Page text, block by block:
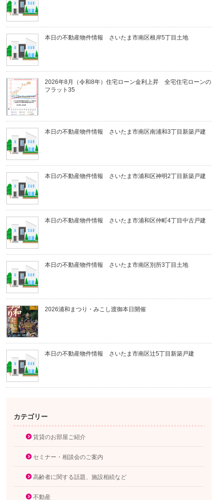
本日の不動産物件情報 さいたま市南区根岸5丁目土地
2026年8月（令和8年）住宅ローン金利上昇 全宅住宅ローンの
フラット35
本日の不動産物件情報 さいたま市南区南浦和3丁目新築戸建
本日の不動産物件情報 さいたま市浦和区神明2丁目新築戸建
本日の不動産物件情報 さいたま市浦和区仲町4丁目中古戸建
本日の不動産物件情報 さいたま市南区別所3丁目土地
2026浦和まつり・みこし渡御本日開催
本日の不動産物件情報 さいたま市南区辻5丁目新築戸建
カテゴリー
賃貸のお部屋ご紹介
セミナー・相談会のご案内
高齢者に関する話題、施設相続など
不動産